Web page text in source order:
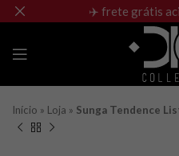
Início » Loja » Sunga Tendence
✈️ frete grátis